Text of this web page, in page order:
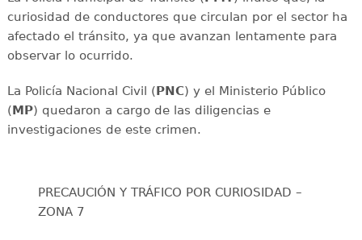
curiosidad de conductores que circulan por el sector ha
afectado el tránsito, ya que avanzan lentamente para
observar lo ocurrido.
La Policía Nacional Civil (PNC) y el Ministerio Público
(MP) quedaron a cargo de las diligencias e
investigaciones de este crimen.
PRECAUCIÓN Y TRÁFICO POR CURIOSIDAD –
ZONA 7